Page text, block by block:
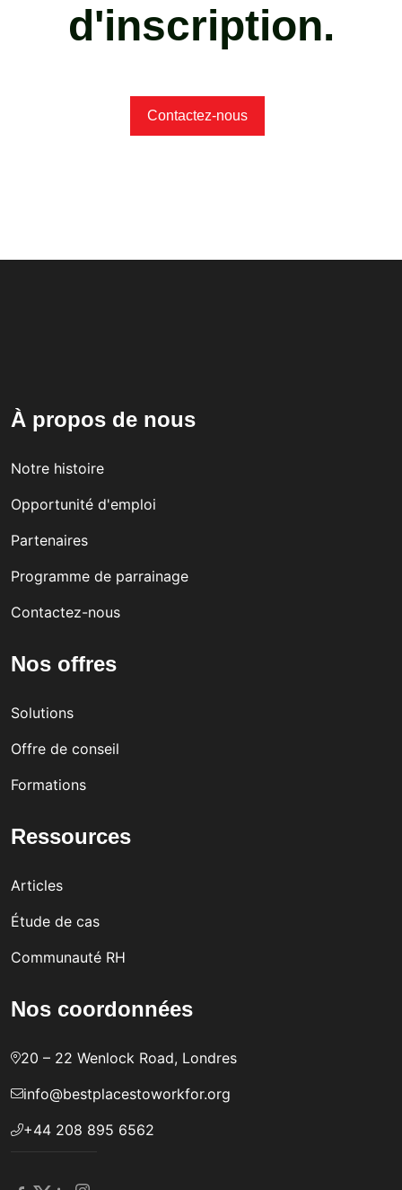
d'inscription.
Contactez-nous
À propos de nous
Notre histoire
Opportunité d'emploi
Partenaires
Programme de parrainage
Contactez-nous
Nos offres
Solutions
Offre de conseil
Formations
Ressources
Articles
Étude de cas
Communauté RH
Nos coordonnées
20 – 22 Wenlock Road, Londres
info@bestplacestoworkfor.org
+44 208 895 6562